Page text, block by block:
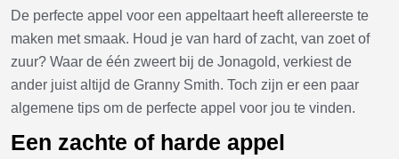
De perfecte appel voor een appeltaart heeft allereerste te
maken met smaak. Houd je van hard of zacht, van zoet of
zuur? Waar de één zweert bij de Jonagold, verkiest de
ander juist altijd de Granny Smith. Toch zijn er een paar
algemene tips om de perfecte appel voor jou te vinden.
Een zachte of harde appel